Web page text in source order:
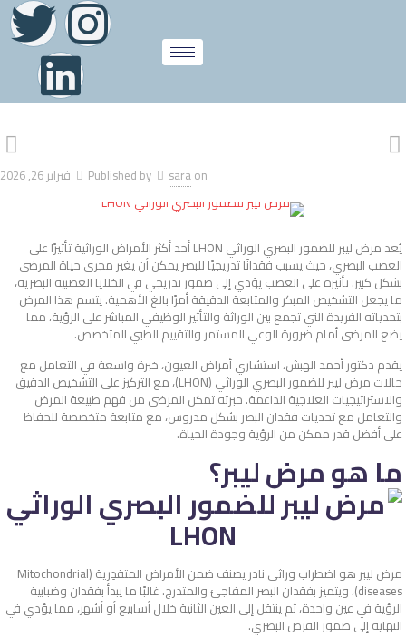
Published by saraon فبراير 26, 2026
يُعد مرض ليبر للضمور البصري الوراثي LHON أحد أكثر الأمراض الوراثية تأثيرًا على
العصب البصري، حيث يسبب فقدانًا تدريجيًا للبصر يمكن أن يغير مجرى حياة المرضى
بشكل كبير. تأثيره على العصب يؤدي إلى ضمور تدريجي في الخلايا العصبية البصرية،
ما يجعل التشخيص المبكر والمتابعة الدقيقة أمرًا بالغ الأهمية. يتسم هذا المرض
بتحدياته الفريدة التي تجمع بين الوراثة والتأثير الوظيفي المباشر على الرؤية، مما
يضع المرضى أمام ضرورة الوعي المستمر والتقييم الطبي المتخصص.
يقدم دكتور أحمد الهبش، استشاري أمراض العيون، خبرة واسعة في التعامل مع
حالات مرض ليبر للضمور البصري الوراثي (LHON)، مع التركيز على التشخيص الدقيق
والاستراتيجيات العلاجية الداعمة. خبرته تمكن المرضى من فهم طبيعة المرض
والتعامل مع تحديات فقدان البصر بشكل مدروس، مع متابعة متخصصة للحفاظ
على أفضل قدر ممكن من الرؤية وجودة الحياة.
ما هو مرض ليبر؟
مرض ليبر هو اضطراب وراثي نادر يصنف ضمن الأمراض المتقدِرية (Mitochondrial
diseases)، ويتميز بفقدان البصر المفاجئ والمتدرج. غالبًا ما يبدأ بفقدان وضبابية
الرؤية في عين واحدة، ثم ينتقل إلى العين الثانية خلال أسابيع أو أشهر، مما يؤدي في
النهاية إلى ضمور القرص البصري.